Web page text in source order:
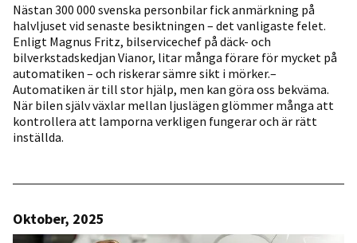
Nästan 300 000 svenska personbilar fick anmärkning på
halvljuset vid senaste besiktningen – det vanligaste felet.
Enligt Magnus Fritz, bilservicechef på däck- och
bilverkstadskedjan Vianor, litar många förare för mycket på
automatiken – och riskerar sämre sikt i mörker.–
Automatiken är till stor hjälp, men kan göra oss bekväma.
När bilen själv växlar mellan ljuslägen glömmer många att
kontrollera att lamporna verkligen fungerar och är rätt
inställda.
Oktober, 2025